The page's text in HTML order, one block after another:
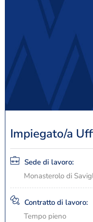
Impiegato/a
Sede di lavoro:
Monasterolo di
Contratto di lavoro:
Tempo pieno